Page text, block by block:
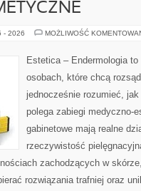
- 2026 MOŻLIWOŚĆ
Estetica – Endermologia
osobach, które chcą
jednocześnie rozumieć,
polega zabiegi medyczno-
gabinetowe mają realne
rzeczywistość
zachodzących w
rozwiązania trafniej oraz